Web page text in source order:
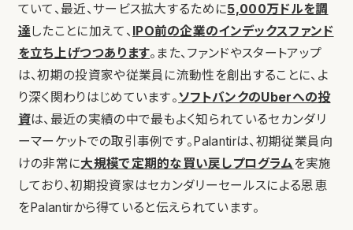
ていて、最近、サービス拡大するために5,000万ドルを調
達したことに加えて、 IPO前の企業のインデックスファンド
を立ち上げつつあります。また、ファンドやスタートアップ
は、初期の投資家や従業員に流動性を創出することに、よ
り深く関わりはじめています。ソフトバンクのUberへの投
資は、最近の実績の中で最もよく知られているセカンダリ
ーマーケットでの取引事例です。Palantirは、初期従業員向
けの非常に大規模で定期的な買い戻しプログラム を実施
しており、初期投資家はセカンダリーセールスによる恩恵
をPalantirから得ていると伝えられています。